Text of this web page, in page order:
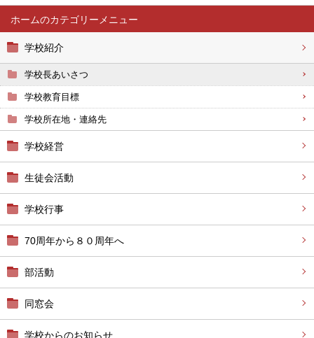
ホーム
学校紹介
学校長あいさつ
学校教育目標
学校所在地・連絡先
学校経営
生徒会活動
学校行事
70周年から８０周年へ
部活動
同窓会
学校からのお知らせ